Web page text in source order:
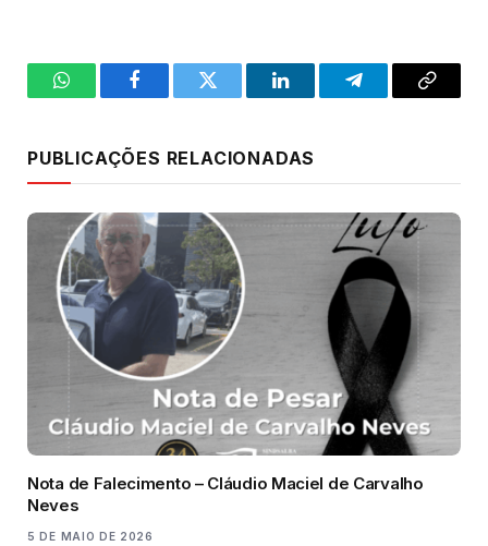
WhatsAppFacebookTwitter LinkedInTelegramCopy
PUBLICAÇÕES RELACIONADAS
Nota de Falecimento – Cláudio Maciel de Carvalho
Neves
5 DE MAIO DE 2026